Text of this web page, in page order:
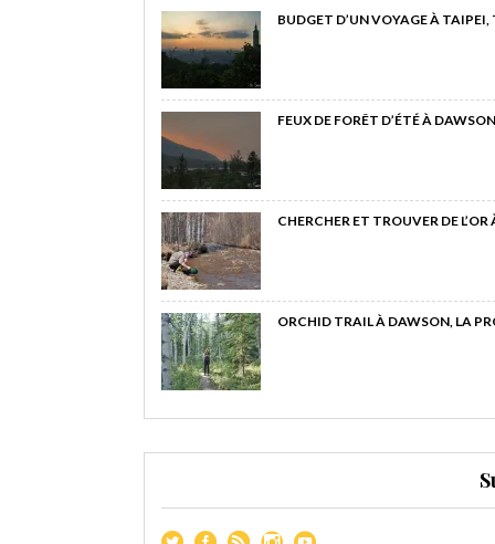
BUDGET D’UN VOYAGE À
FEUX DE FORÊT D’ÉTÉ À
CHERCHER ET TROUVER DE
ORCHID TRAIL À DAWSON, LA